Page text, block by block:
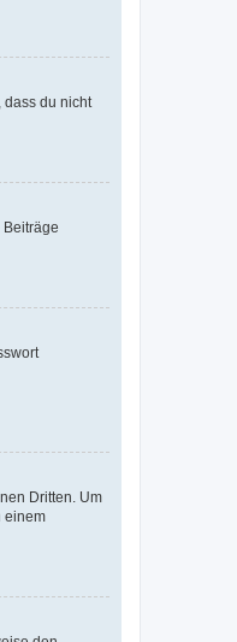
dass du nicht
Dritten. Um
einem